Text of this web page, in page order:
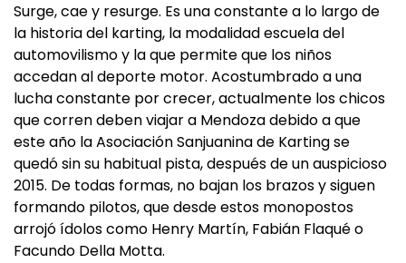
Surge, cae y resurge. Es una constante a lo largo de
la historia del karting, la modalidad escuela del
automovilismo y la que permite que los niños
accedan al deporte motor. Acostumbrado a una
lucha constante por crecer, actualmente los chicos
que corren deben viajar a Mendoza debido a que
este año la Asociación Sanjuanina de Karting se
quedó sin su habitual pista, después de un auspicioso
2015. De todas formas, no bajan los brazos y siguen
formando pilotos, que desde estos monopostos
arrojó ídolos como Henry Martín, Fabián Flaqué o
Facundo Della Motta.